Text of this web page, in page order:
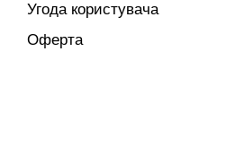
Угода користувача
Оферта